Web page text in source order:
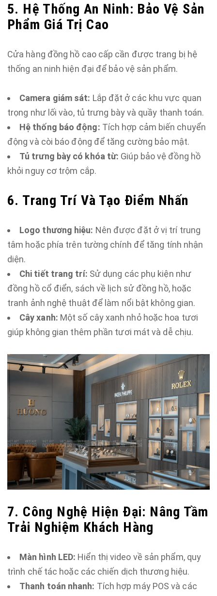
5. Hệ Thống An Ninh: Bảo Vệ Sản
Phẩm Giá Trị Cao
Cửa hàng đồng hồ cao cấp cần được trang bị hệ
thống an ninh hiện đại để bảo vệ sản phẩm.
Camera giám sát: Lắp đặt ở các khu vực quan
trọng như lối vào, tủ trưng bày và quầy thanh toán.
Hệ thống báo động: Tích hợp cảm biến chuyển
động và còi báo động để tăng cường bảo mật.
Tủ trưng bày có khóa từ: Giúp bảo vệ đồng hồ
khỏi nguy cơ trộm cắp.
6. Trang Trí Và Tạo Điểm Nhấn
Logo thương hiệu: Nên được đặt ở vị trí trung
tâm hoặc phía trên tường chính để tăng tính nhận
diện.
Chi tiết trang trí: Sử dụng các phụ kiện như
đồng hồ cổ điển, sách về lịch sử đồng hồ, hoặc
tranh ảnh nghệ thuật để làm nổi bật không gian.
Cây xanh: Một số cây xanh nhỏ hoặc hoa tươi
giúp không gian thêm phần tươi mát và dễ chịu.
7. Công Nghệ Hiện Đại: Nâng Tầm
Trải Nghiệm Khách Hàng
Màn hình LED: Hiển thị video về sản phẩm, quy
trình chế tác hoặc các chiến dịch thương hiệu.
Thanh toán nhanh: Tích hợp máy POS và các